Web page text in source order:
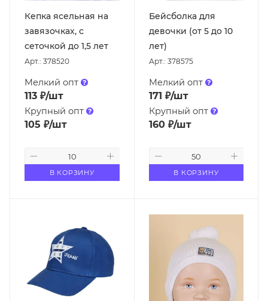
Кепка ясельная на
завязочках, с
сеточкой до 1,5 лет
Арт.: 378520
Мелкий опт
113 ₽/шт
Крупный опт
105 ₽/шт
В КОРЗИНУ
Бейсболка для
девочки (от 5 до 10
лет)
Арт.: 378575
Мелкий опт
171 ₽/шт
Крупный опт
160₽/шт
В КОРЗИНУ